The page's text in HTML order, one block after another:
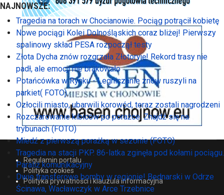
Regulamin portalu
Polityka cookies
Polityka prywatności i klauzula informacyjna
NAJNOWSZE:
Tragedia na torach w Chocianowie. Pociąg potrącił kobietę
Nowe pociągi Kolei Dolnośląskich coraz bliżej! Pierwszy
spalinowy skład PESA rozpoczął testy
Złota Dycha znów rozgrzała Złotoryję! Rekord trasy nie
padł, ale emocji nie brakowało
Potańcówka w Rynku - Legniczanie znów ruszyli na
parkiet( FOTO)
Ozłocili miasto, ubarwili korowód, teraz zostali nagrodzeni
Rozczarowanie kibiców po porażce. Znajdź się na
trybunach (FOTO)
Miedź z pierwszą porażką w sezonie (FOTO)
Tragedia na stacji PKP. 86-latka zginęła pod kołami pociągu.
Paraliż komunikacyjny
Dwie transferowe bomby w regionie! Bednarski w Odrze
Ścinawa, Wacławczyk w Arce Trzebnice